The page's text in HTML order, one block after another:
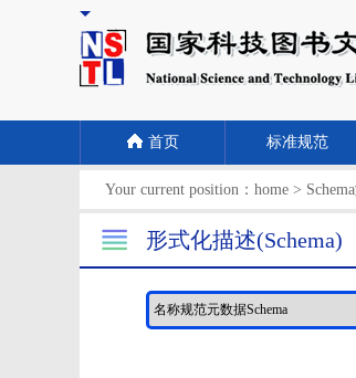
首页 标准规范
Your current position： home >
形式化描述(Schema)